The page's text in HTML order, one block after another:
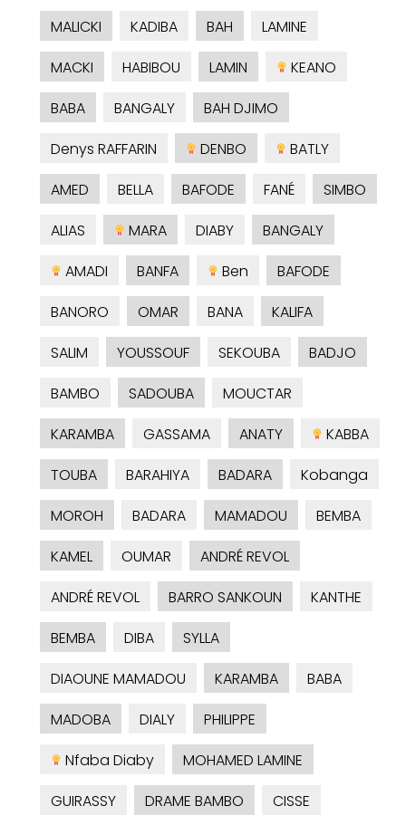
MALICKI
KADIBA BAH
LAMINE
MACKI
HABIBOU LAMIN
KEANO
BABA
BANGALY
BAH DJIMO
Denys RAFFARIN
DENBO
BATLY
AMED
BELLA BAFODE FANÉ
SIMBO
ALIAS
MARA DIABY
BANGALY
AMADI
BANFA Ben
BAFODE
BANORO
OMAR BANA
KALIFA
SALIM
YOUSSOUF SEKOUBA
BADJO
BAMBO
SADOUBA
MOUCTAR
KARAMBA
GASSAMA ANATY
KABBA
TOUBA
BARAHIYA BADARA
Kobanga
MOROH
BADARA MAMADOU
BEMBA
KAMEL
OUMAR
ANDRÉ REVOL
ANDRÉ REVOL
BARRO SANKOUN
KANTHE
BEMBA
DIBA
SYLLA
DIAOUNE MAMADOU
KARAMBA
BABA
MADOBA
DIALY
PHILIPPE
Nfaba Diaby
MOHAMED LAMINE
GUIRASSY
DRAME BAMBO
CISSE